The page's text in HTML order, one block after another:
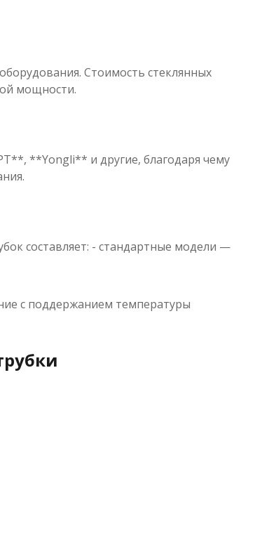
Стоимость стеклянных
мощности.
**Yongli** и другие, благодаря чему
составляет: - стандартные модели —
с поддержанием температуры